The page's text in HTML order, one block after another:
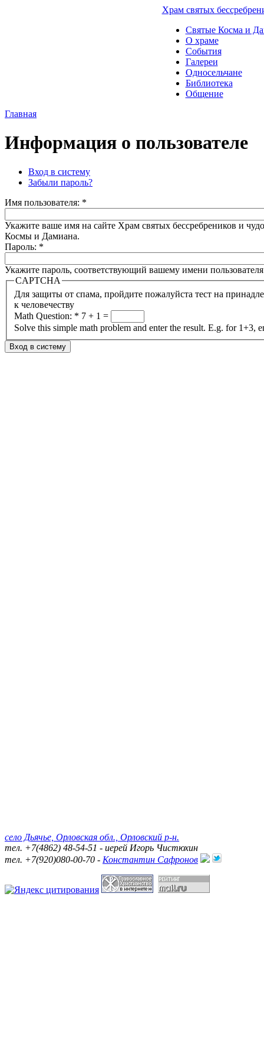
Храм святых
Святые Косма и
О храме
События
Галереи
Односельчане
Библиотека
Общение
Главная
Информация о пользователе
Вход в систему
Забыли пароль?
Имя пользователя: *
Укажите ваше имя на сайте Храм святых бессребреников и
Космы и Дамиана.
Пароль: *
Укажите пароль, соответствующий вашему имени
CAPTCHA
Для защиты от спама, пройдите пожалуйста тест на
к человечеству
Math Question: * 7 + 1 =
Solve this simple math problem and enter the result. E.g. for 1+3,
село Дьячье, Орловская обл., Орловский р-н.
тел. +7(4862) 48-54-51 - иерей Игорь Чистюхин
тел. +7(920)080-00-70 - Константин Сафронов